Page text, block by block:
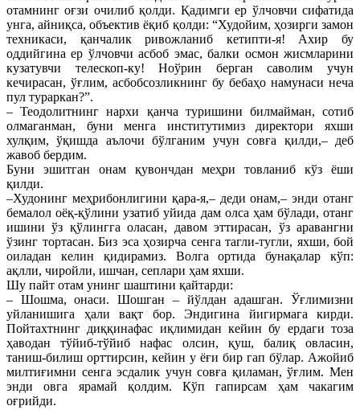
отамнинг оғзи очилиб қолди. Қадимги ер ўлчовчи сифатида
унга, айниқса, объектив ёқиб қолди: “Худойим, ҳозирги замон
техникаси, қанчалик ривожланиб кетипти-я! Ахир бу
оддийгина ер ўлчовчи асбоб эмас, балки осмон жисмларини
кузатувчи телескоп-ку! Ноўрин берган саволим учун
кечирасан, ўғлим, асбобсозликнинг бу бебаҳо намунаси неча
пул тураркан?”.
– Теодолитнинг нархи қанча туришини билмайман, сотиб
олмаганман, буни менга институтимиз директори яхши
хулқим, ўқишда аълочи бўлганим учун совға қилди,– деб
жавоб бердим.
Буни эшитган онам қувончдан меҳри товланиб кўз ёши
қилди.
–Худонинг меҳрибонлигини қара-я,– деди онам,– энди отанг
бемалол оёқ-қўлини узатиб уйида дам олса ҳам бўлади, отанг
ишини ўз қўлингга оласан, давом эттирасан, ўз аравангни
ўзинг тортасан. Биз эса ҳозирча сенга тагли-тугли, яхши, бой
оиладан келин қидирамиз. Волга ортида бунақалар кўп:
ақлли, чиройли, ишчан, сеплари ҳам яхши.
Шу пайт отам унинг шаштини қайтарди:
– Шошма, онаси. Шошган – йўлдан адашган. Ўғлимизни
уйланишига ҳали вақт бор. Эндигина йигирмага кирди.
Пойтахтнинг диққинафас иқлимидан кейин бу ердаги тоза
ҳаводан тўйиб-тўйиб нафас олсин, қуш, балиқ овласин,
таниш-билиш орттирсин, кейин у ёғи бир гап бўлар. Ажойиб
милтиғимни сенга эсдалик учун совға қиламан, ўғлим. Мен
энди овга ярамай қолдим. Кўп гапирсам ҳам чакагим
оғрийди.